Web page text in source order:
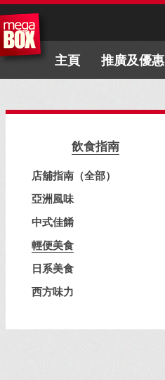
主頁 推廣及優惠
飲食指南
店舖指南（全部）
亞洲風味
中式佳餚
輕便美食
日系美食
西方味力